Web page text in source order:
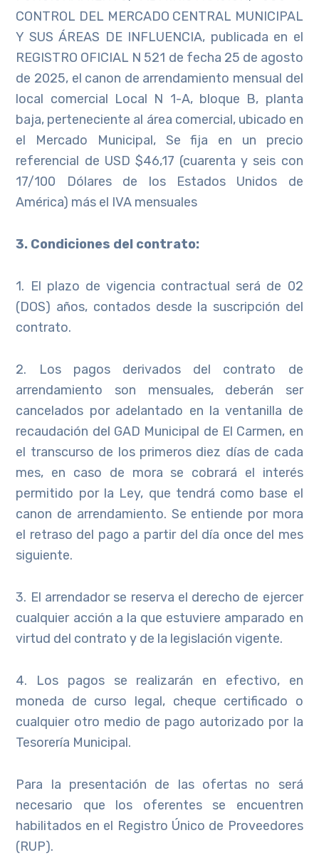
CONTROL DEL MERCADO CENTRAL MUNICIPAL
Y SUS ÁREAS DE INFLUENCIA, publicada en el
REGISTRO OFICIAL N 521 de fecha 25 de agosto
de 2025, el canon de arrendamiento mensual del
local comercial Local N 1-A, bloque B, planta
baja, perteneciente al área comercial, ubicado en
el Mercado Municipal, Se fija en un precio
referencial de USD $46,17 (cuarenta y seis con
17/100 Dólares de los Estados Unidos de
América) más el IVA mensuales
3. Condiciones del contrato:
1. El plazo de vigencia contractual será de 02
(DOS) años, contados desde la suscripción del
contrato.
2. Los pagos derivados del contrato de
arrendamiento son mensuales, deberán ser
cancelados por adelantado en la ventanilla de
recaudación del GAD Municipal de El Carmen, en
el transcurso de los primeros diez días de cada
mes, en caso de mora se cobrará el interés
permitido por la Ley, que tendrá como base el
canon de arrendamiento. Se entiende por mora
el retraso del pago a partir del día once del mes
siguiente.
3. El arrendador se reserva el derecho de ejercer
cualquier acción a la que estuviere amparado en
virtud del contrato y de la legislación vigente.
4. Los pagos se realizarán en efectivo, en
moneda de curso legal, cheque certificado o
cualquier otro medio de pago autorizado por la
Tesorería Municipal.
Para la presentación de las ofertas no será
necesario que los oferentes se encuentren
habilitados en el Registro Único de Proveedores
(RUP).